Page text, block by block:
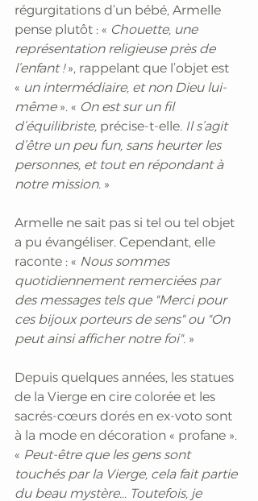
régurgitations d’un bébé, Armelle
pense plutôt : « Chouette, une
représentation religieuse près de
l’enfant ! », rappelant que l’objet est
« un intermédiaire, et non Dieu lui-
même ». « On est sur un fil
d’équilibriste, précise-t-elle. Il s’agit
d’être un peu fun, sans heurter les
personnes, et tout en répondant à
notre mission. »
Armelle ne sait pas si tel ou tel objet
a pu évangéliser. Cependant, elle
raconte : « Nous sommes
quotidiennement remerciées par
des messages tels que "Merci pour
ces bijoux porteurs de sens" ou "On
peut ainsi afficher notre foi". »
Depuis quelques années, les statues
de la Vierge en cire colorée et les
sacrés-cœurs dorés en ex-voto sont
à la mode en décoration « profane ».
« Peut-être que les gens sont
touchés par la Vierge, cela fait partie
du beau mystère... Toutefois, je